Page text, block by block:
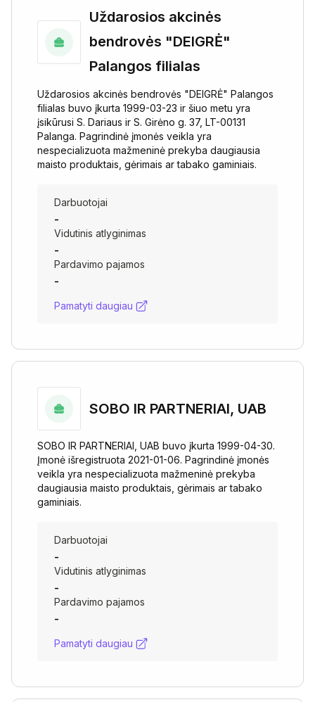
Uždarosios akcinės
bendrovės "DEIGRĖ"
Palangos filialas
Uždarosios akcinės bendrovės "DEIGRĖ" Palangos
filialas buvo įkurta 1999-03-23 ir šiuo metu yra
įsikūrusi S. Dariaus ir S. Girėno g. 37, LT-00131
Palanga. Pagrindinė įmonės veikla yra
nespecializuota mažmeninė prekyba daugiausia
maisto produktais, gėrimais ar tabako gaminiais.
Darbuotojai
-
Vidutinis atlyginimas
-
Pardavimo pajamos
-
Pamatyti daugiau
SOBO IR PARTNERIAI, UAB
SOBO IR PARTNERIAI, UAB buvo įkurta 1999-04-30.
Įmonė išregistruota 2021-01-06. Pagrindinė įmonės
veikla yra nespecializuota mažmeninė prekyba
daugiausia maisto produktais, gėrimais ar tabako
gaminiais.
Darbuotojai
-
Vidutinis atlyginimas
-
Pardavimo pajamos
-
Pamatyti daugiau